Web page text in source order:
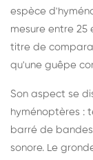
espèce
mesure entre 25
titre de
qu'une guêpe
Son aspect se
hyménoptères :
barré de
sonore. Le